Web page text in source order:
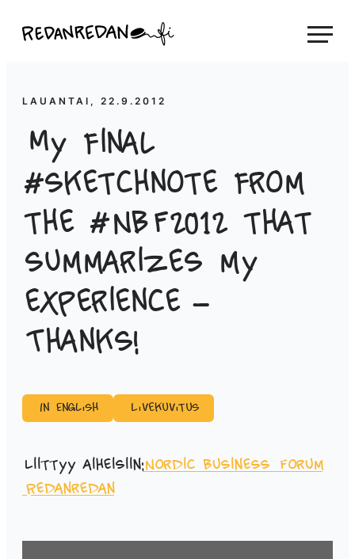
suoraan
Linda Saukko-Rauta, Redanredan Oy
piirrosvideoita
LAUANTAI, 22.9.2012
My final
#sketchnote from
the #NBF2012 that
summarizes my
experience –
Thanks!
In English Livekuvitus
Liittyy aiheisiin:Nordic Business Forum
Redanredan